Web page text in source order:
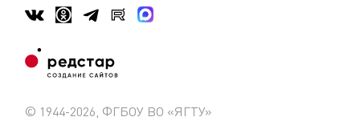
© 1944-2026, ФГБОУ ВО «ЯГТУ»